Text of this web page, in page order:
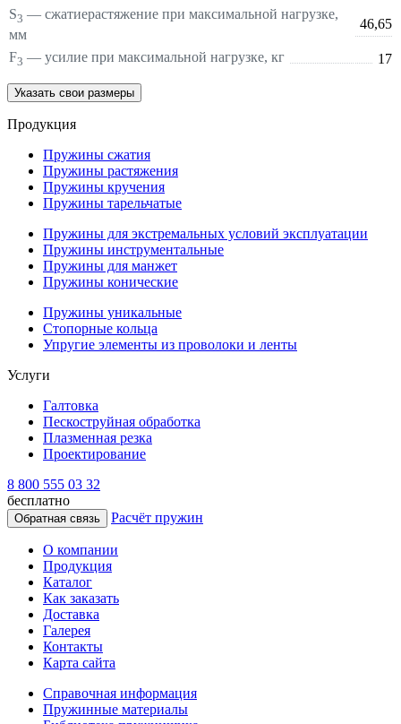
S3 — сжатиерастяжение при максимальной нагрузке,
мм
46,65
F3 — усилие при максимальной нагрузке, кг 17
Указать свои размеры
Продукция
Пружины сжатия
Пружины растяжения
Пружины кручения
Пружины тарельчатые
Пружины для экстремальных условий эксплуатации
Пружины инструментальные
Пружины для манжет
Пружины конические
Пружины уникальные
Стопорные кольца
Упругие элементы из проволоки и ленты
Услуги
Галтовка
Пескоструйная обработка
Плазменная резка
Проектирование
8 800 555 03 32
бесплатно
Обратная связь Расчёт пружин
О компании
Продукция
Каталог
Как заказать
Доставка
Галерея
Контакты
Карта сайта
Справочная информация
Пружинные материалы